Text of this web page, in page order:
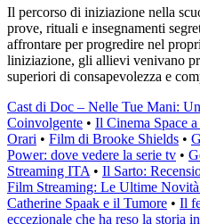
Il percorso di iniziazione nella
prove, rituali e insegnamenti
affrontare per progredire nel
liniziazione, gli allievi venivano
superiori di consapevolezza e
Cast di Doc – Nelle Tue Mani:
Coinvolgente • Il Cinema Space
Orari • Film di Brooke Shields •
Power: dove vedere la serie tv •
Streaming ITA • Il Sarto:
Film Streaming: Le Ultime
Catherine Spaak e il Tumore • Il
eccezionale che ha reso la storia